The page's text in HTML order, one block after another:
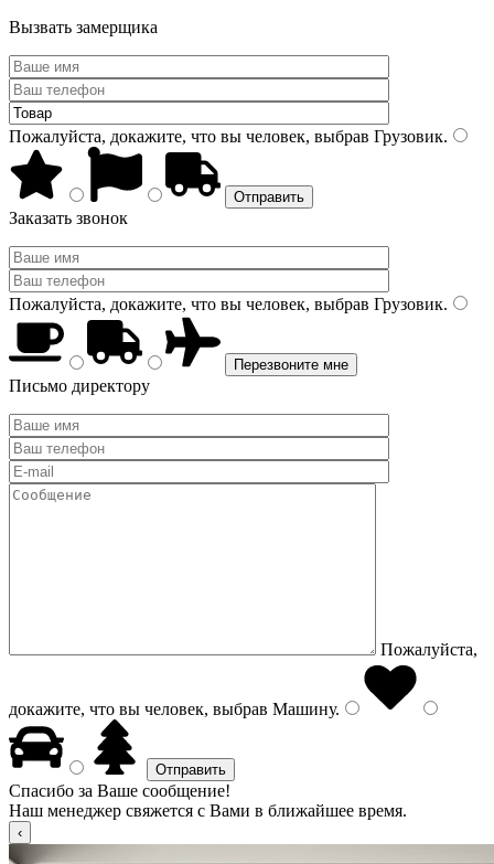
Вызвать замерщика
Пожалуйста, докажите, что вы человек, выбрав Грузовик.
Заказать звонок
Пожалуйста, докажите, что вы человек, выбрав Грузовик.
Письмо директору
Пожалуйста,
докажите, что вы человек, выбрав Машину.
Спасибо за Ваше сообщение!
Наш менеджер свяжется с Вами в ближайшее время.